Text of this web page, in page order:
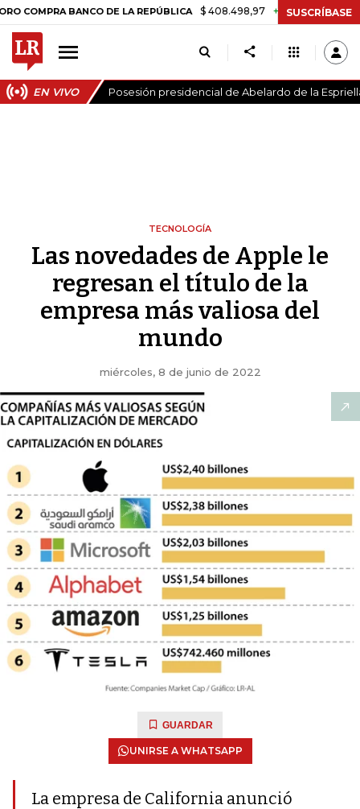
BANCO DE LA REPÚBLICA $ 408.498,97 +$ 8.753,81 +2,19%
SUSCRÍBASE
EN VIVO Posesión presidencial de Abelardo de la
TECNOLOGÍA
Las novedades de Apple le
regresan el título de la
empresa más valiosa del
mundo
miércoles, 8 de junio de 2022
GUARDAR
UNIRSE A WHATSAPP
La empresa de California anunció